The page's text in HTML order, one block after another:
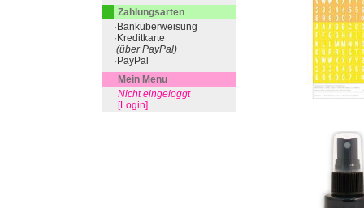
Zahlungsarten
·Banküberweisung
·Kreditkarte
(über PayPal)
·PayPal
Mein Menu
Nicht eingeloggt
[Login]